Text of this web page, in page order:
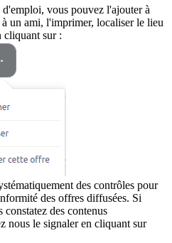
vous pouvez l'ajouter à
un ami, l'imprimer, localiser le lieu
cliquant sur :
des contrôles pour
des offres diffusées. Si
constatez des contenus
nous le signaler en cliquant sur